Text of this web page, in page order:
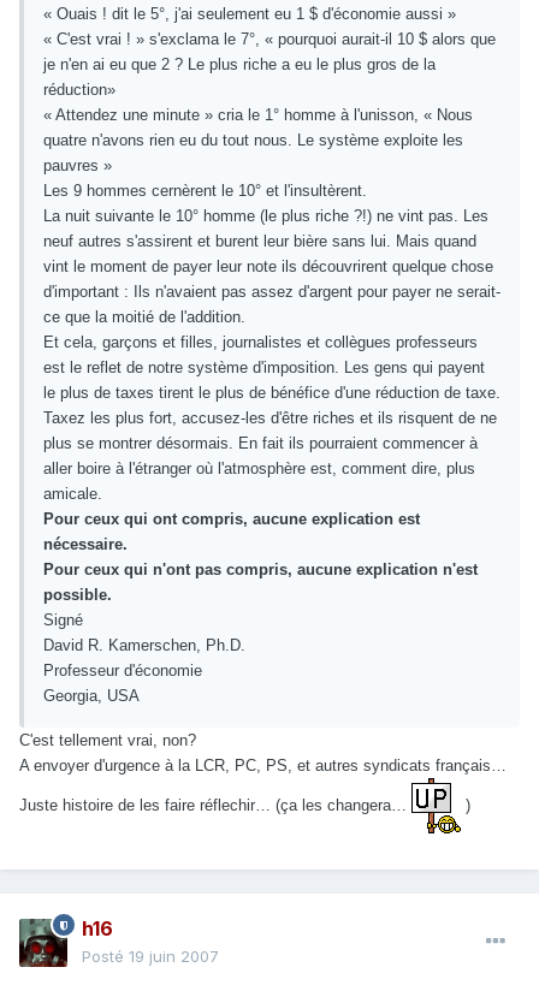
« Ouais ! dit le 5°, j'ai seulement eu 1 $ d'économie aussi »
« C'est vrai ! » s'exclama le 7°, « pourquoi aurait-il 10 $ alors que
je n'en ai eu que 2 ? Le plus riche a eu le plus gros de la
réduction»
« Attendez une minute » cria le 1° homme à l'unisson, « Nous
quatre n'avons rien eu du tout nous. Le système exploite les
pauvres »
Les 9 hommes cernèrent le 10° et l'insultèrent.
La nuit suivante le 10° homme (le plus riche ?!) ne vint pas. Les
neuf autres s'assirent et burent leur bière sans lui. Mais quand
vint le moment de payer leur note ils découvrirent quelque chose
d'important : Ils n'avaient pas assez d'argent pour payer ne serait-
ce que la moitié de l'addition.
Et cela, garçons et filles, journalistes et collègues professeurs
est le reflet de notre système d'imposition. Les gens qui payent
le plus de taxes tirent le plus de bénéfice d'une réduction de taxe.
Taxez les plus fort, accusez-les d'être riches et ils risquent de ne
plus se montrer désormais. En fait ils pourraient commencer à
aller boire à l'étranger où l'atmosphère est, comment dire, plus
amicale.
Pour ceux qui ont compris, aucune explication est
nécessaire.
Pour ceux qui n'ont pas compris, aucune explication n'est
possible.
Signé
David R. Kamerschen, Ph.D.
Professeur d'économie
Georgia, USA
C'est tellement vrai, non?
A envoyer d'urgence à la LCR, PC, PS, et autres syndicats français…
Juste histoire de les faire réflechir… (ça les changera… )
h16
Posté 19 juin 2007